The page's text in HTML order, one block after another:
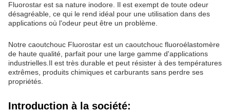
Fluorostar est sa nature inodore. Il est exempt de toute odeur
désagréable, ce qui le rend idéal pour une utilisation dans des
applications où l'odeur peut être un problème.
Notre caoutchouc Fluorostar est un caoutchouc fluoroélastomère
de haute qualité, parfait pour une large gamme d'applications
industrielles.Il est très durable et peut résister à des températures
extrêmes, produits chimiques et carburants sans perdre ses
propriétés.
Introduction à la société: